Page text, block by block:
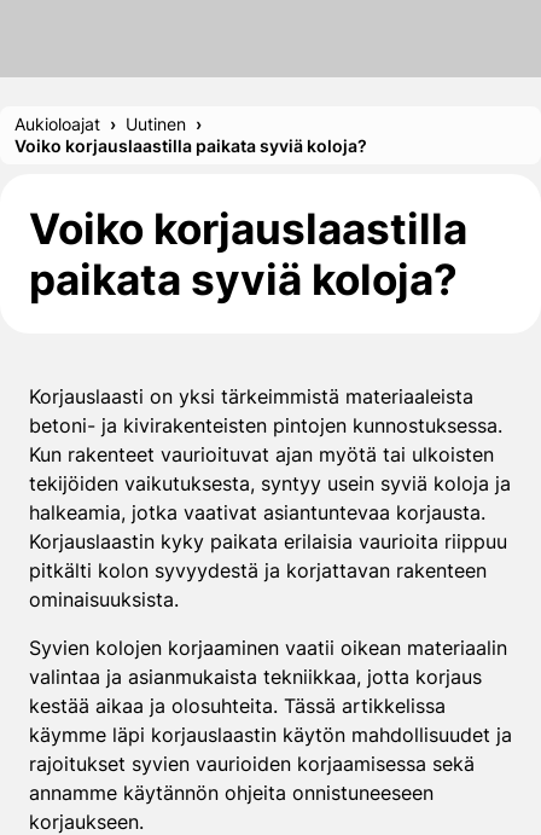
Aukioloajat
Uutinen
Voiko korjauslaastilla paikata syviä koloja?
Voiko korjauslaastilla
paikata syviä koloja?
Korjauslaasti on yksi tärkeimmistä materiaaleista
betoni- ja kivirakenteisten pintojen kunnostuksessa.
Kun rakenteet vaurioituvat ajan myötä tai ulkoisten
tekijöiden vaikutuksesta, syntyy usein syviä koloja ja
halkeamia, jotka vaativat asiantuntevaa korjausta.
Korjauslaastin kyky paikata erilaisia vaurioita riippuu
pitkälti kolon syvyydestä ja korjattavan rakenteen
ominaisuuksista.
Syvien kolojen korjaaminen vaatii oikean materiaalin
valintaa ja asianmukaista tekniikkaa, jotta korjaus
kestää aikaa ja olosuhteita. Tässä artikkelissa
käymme läpi korjauslaastin käytön mahdollisuudet ja
rajoitukset syvien vaurioiden korjaamisessa sekä
annamme käytännön ohjeita onnistuneeseen
korjaukseen.